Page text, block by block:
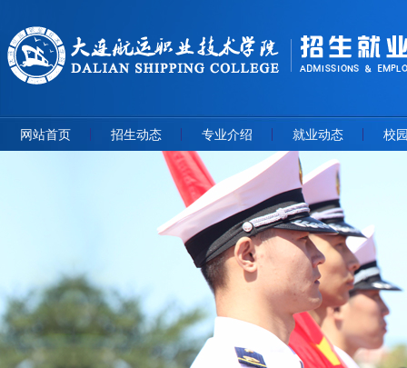
网站首页 招生动态 专业介绍 就业动态 校